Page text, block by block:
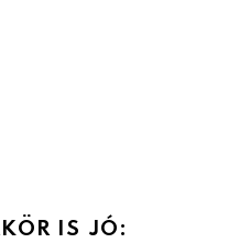
IS JÓ: